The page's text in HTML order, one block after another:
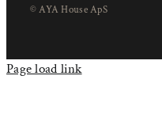
© AYA House ApS
Page load link